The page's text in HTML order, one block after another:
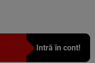
Intră în cont!